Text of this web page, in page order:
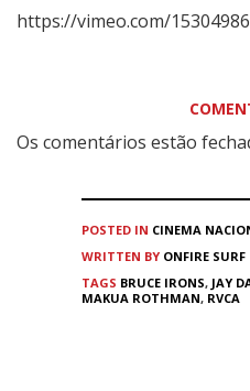
https://vimeo.com/
Os comentários estão
POSTED IN CINEMA
WRITTEN BY ONFIRE SURF
TAGS BRUCE IRONS, JAY
MAKUA ROTHMAN, RVCA